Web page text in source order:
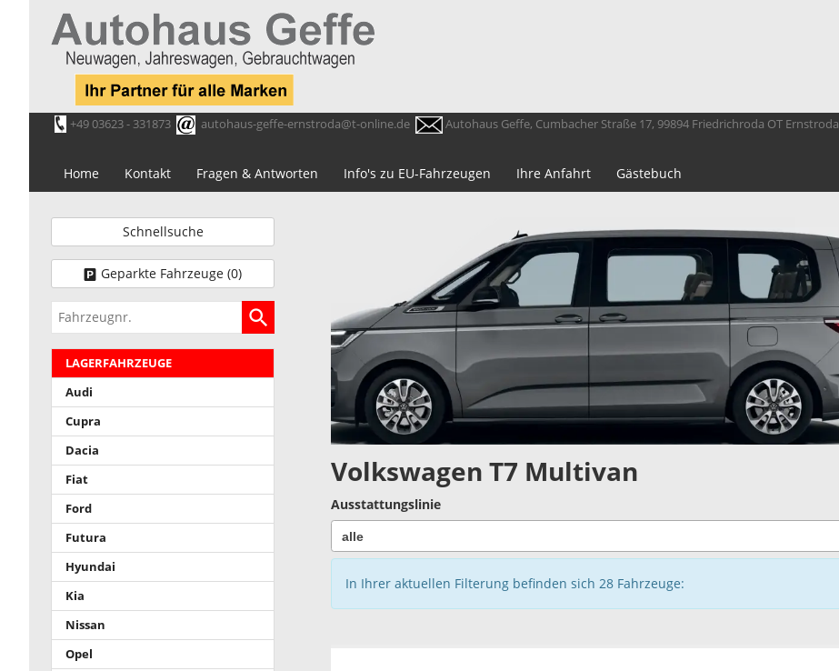
+49 03623 - 331873 autohaus-geffe-ernstroda@t-online.de Autohaus Geffe, Cumbacher Straße 17, 99894 Friedrichroda OT Ernstroda
Home Kontakt Fragen & Antworten Info's zu EU-Fahrzeugen Ihre Anfahrt Gästebuch
Volkswagen T7 Multivan
Ausstattungslinie
In Ihrer aktuellen Filterung befinden sich 28Fahrzeuge:
Schnellsuche
Geparkte Fahrzeuge (0)
Fahrzeugnr.
LAGERFAHRZEUGE
Audi
Cupra
Dacia
Fiat
Ford
Futura
Hyundai
Kia
Nissan
Opel